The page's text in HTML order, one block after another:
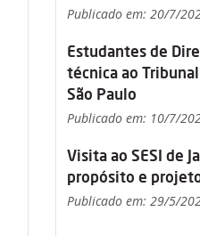
Publicado em: 20/7/
Estudantes de
técnica ao
São Paulo
Publicado em: 10/7/
Visita ao SESI de
propósito e
Publicado em: 29/5/